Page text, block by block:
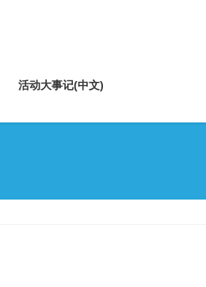
活动大事记(中文)